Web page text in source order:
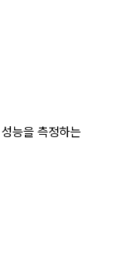
능을 측정하는